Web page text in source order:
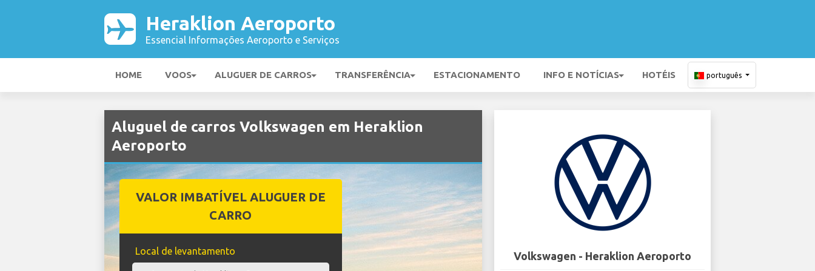
Heraklion Aeroporto
Essencial Informações Aeroporto e Serviços
HOME VOOS ALUGUER DE CARROS TRANSFERÊNCIA ESTACIONAMENTO INFO E NOTÍCIAS HOTÉIS português
Aluguel de carros Volkswagen em Heraklion
Aeroporto
VALOR IMBATÍVEL ALUGUER DE
CARRO
Local de levantamento Volkswagen - Heraklion Aeroporto